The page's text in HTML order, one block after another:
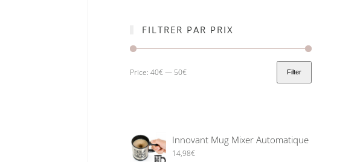
FILTRER PAR PRIX
Filter
Price: 40€— 50€
Innovant Mug Mixer Automatique
14,98€